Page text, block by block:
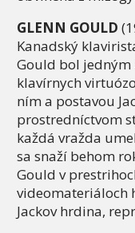
GLENN GOULD
Kanadský
Gould bol jedným
klavírnych
ním a postavou
prostredníctvom
každá vražda
sa snaží behom
Gould v
videomateriáloch
Jackov hrdina,